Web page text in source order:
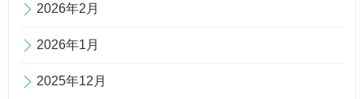
2026年2月
2026年1月
2025年12月